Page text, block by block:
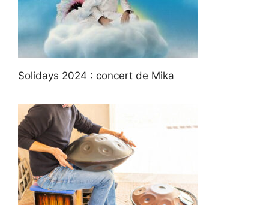
Solidays 2024 : concert de Mika